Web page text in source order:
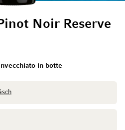
Noir Reserve
in botte